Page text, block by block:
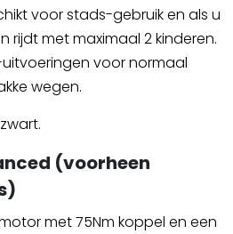
voor stads-gebruik en als u
rijdt met maximaal 2 kinderen.
voor normaal
wegen.
(voorheen
met 75Nm koppel en een